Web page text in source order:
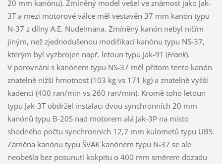
20 mm kanónu). Zmíněný model vešel ve známost jako Jak-
3T a mezi motorové válce měl vestavěn 37 mm kanón typu
N-37 z dílny A.E. Nudelmana. Zmíněný kanón nebyl ničím
jiným, než zjednodušenou modifikací kanónu typu NS-37,
kterým byl vyzbrojen např. letoun typu Jak-9T (Frank).
V porovnání s kanónem typu NS-37 měl přitom tento kanón
znatelně nižší hmotnost (103 kg vs 171 kg) a znatelně vyšší
kadenci (400 ran/min vs 260 ran/min). Kromě toho letoun
typu Jak-3T obdržel instalaci dvou synchronních 20 mm
kanónů typu B-20S nad motorem alá Jak-3P na místo
shodného počtu synchronních 12,7 mm kulometů typu UBS.
Záměna kanónu typu ŠVAK kanónem typu N-37 se ale
neobešla bez posunutí kokpitu o 400 mm směrem dozadu